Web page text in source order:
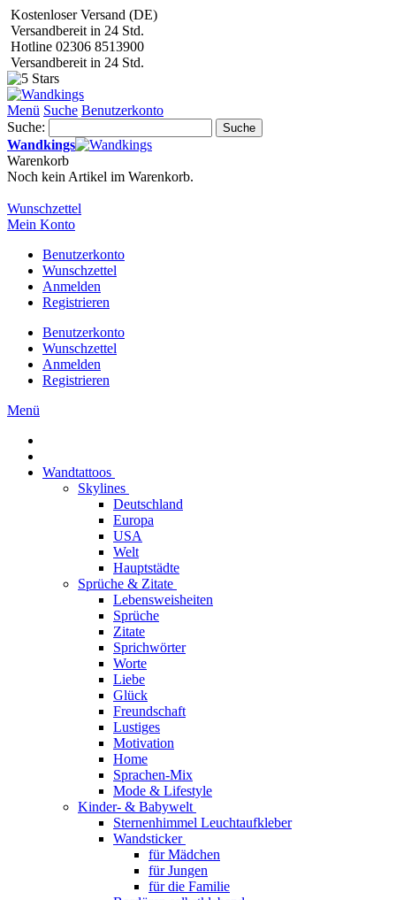
Kostenloser Versand (DE)
Versandbereit in 24 Std.
Hotline 02306 8513900
Versandbereit in 24 Std.
Menü Suche Benutzerkonto
Suche:
Suche
Wandkings
Warenkorb
Noch kein Artikel im Warenkorb.
Wunschzettel
Mein Konto
Benutzerkonto
Wunschzettel
Anmelden
Registrieren
Benutzerkonto
Wunschzettel
Anmelden
Registrieren
Menü
Wandtattoos
Skylines
Deutschland
Europa
USA
Welt
Hauptstädte
Sprüche & Zitate
Lebensweisheiten
Sprüche
Zitate
Sprichwörter
Worte
Liebe
Glück
Freundschaft
Lustiges
Motivation
Home
Sprachen-Mix
Mode & Lifestyle
Kinder- & Babywelt
Sternenhimmel Leuchtaufkleber
Wandsticker
für Mädchen
für Jungen
für die Familie